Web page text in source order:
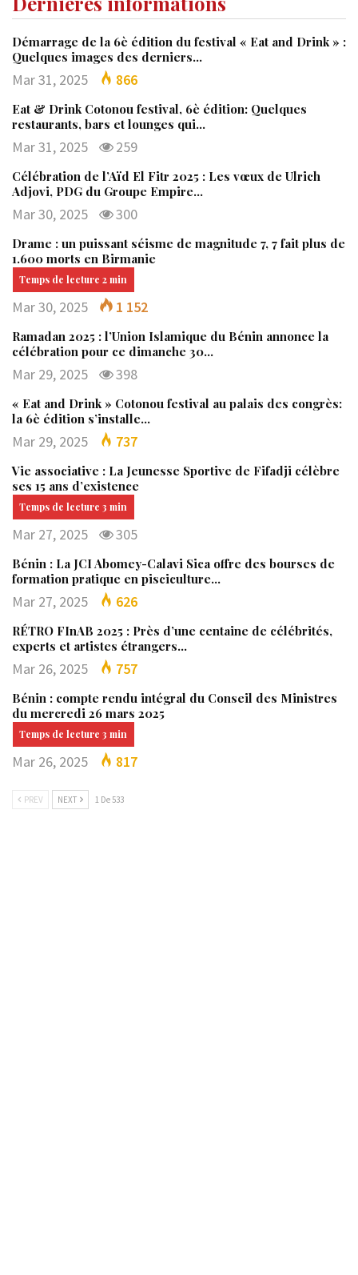
Démarrage de la 6è édition du festival « Eat and Drink » :
Quelques images des derniers…
Mar 31, 2025 866
Eat & Drink Cotonou festival, 6è édition: Quelques
restaurants, bars et lounges qui…
Mar 31, 2025 259
Célébration de l’Aïd El Fitr 2025 : Les vœux de Ulrich
Adjovi, PDG du Groupe Empire…
Mar 30, 2025 300
Drame : un puissant séisme de magnitude 7, 7 fait plus de
1.600 morts en Birmanie
Mar 30, 2025 1 152
Ramadan 2025 : l’Union Islamique du Bénin annonce la
célébration pour ce dimanche 30…
Mar 29, 2025 398
« Eat and Drink » Cotonou festival au palais des congrès:
la 6è édition s’installe…
Mar 29, 2025 737
Vie associative : La Jeunesse Sportive de Fifadji célèbre
ses 15 ans d’existence
Mar 27, 2025 305
Bénin : La JCI Abomey-Calavi Sica offre des bourses de
formation pratique en pisciculture…
Mar 27, 2025 626
RÉTRO FInAB 2025 : Près d’une centaine de célébrités,
experts et artistes étrangers…
Mar 26, 2025 757
Bénin : compte rendu intégral du Conseil des Ministres
du mercredi 26 mars 2025
Mar 26, 2025 817
PREV NEXT 1 De 533